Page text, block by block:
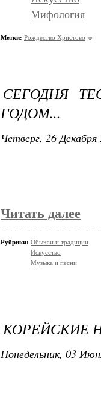
Мифология
Метки: Рождество Христово
СЕГОДНЯ
ГОДОМ...
Четверг, 26
Читать далее
Рубрики: Обычаи и традиции
Искусство
Музыка и песни
КОРЕЙСКИЕ
Понедельник, 03